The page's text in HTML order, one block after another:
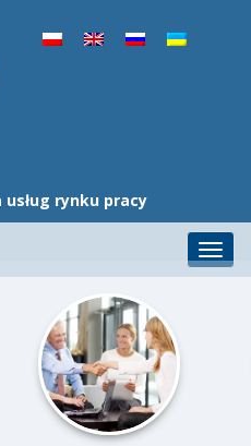
rynku pracy